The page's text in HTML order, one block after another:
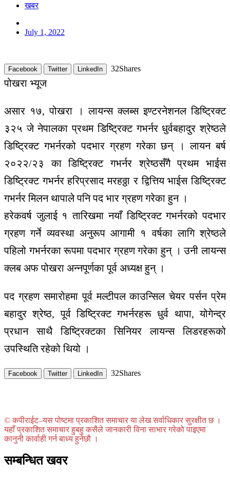
खबर
July 1, 2022
Facebook Twitter LinkedIn 32Shares
पोखरा भ्यूज
असार १७,पोखरा । लायन्स क्लब्स इण्टरनेशनल डिष्ट्रिक्ट
३२५ जे नेपालका प्रथम डिष्ट्रिक्टगभर्नरधुर्वबहादुर श्रेष्ठले
डिष्ट्रिक्ट गभर्नरको पदभार ग्रहण गरेका छन् । लायन बर्ष
२०२२/२३ का डिष्ट्रिक्ट गभर्नरश्रेष्ठसँगै प्रथम
भाईस
डिष्ट्रिक्ट गभर्नर हरिप्रसाद मरहठ्ठा र द्वित्तिय भाईस डिष्ट्रिक्ट
गभर्नर मिलन थापालेपनिपद भार ग्रहण गरेका हुन ।
हरेकवर्ष जुलाई १ तारिखमा नयाँ डिष्ट्रिक्ट गभर्नरको पदभार
ग्रहण गर्ने व्यवस्था अनुरूप आगामी १ वर्षकालागिश्रेष्ठले
पहिलो गभर्नरका रूपमा पदभार ग्रहण गरेका हुन् । उनी लायन्स
क्लब अफ पोखरा अन्नपूर्णकापूर्व अध्यक्ष हुन् ।
पद ग्रहण समारोहमा पूर्व मल्टीपल काउन्सिल चेयर पर्सन प्रेम
बहादुर श्रेष्ठ,पूर्व डिष्ट्रिक्ट गभर्नरहरू धुर्व थापा,योगेन्द्र
प्रधान
साथै डिष्ट्रिक्टका सिनियर लायन्स
लिडरहरूको
उपस्थिति रहेको थियो ।
Facebook Twitter LinkedIn 32Shares
© कपीराईट–यस पोष्टमा प्रकाशित समाचार या लेख सर्वाधिकार सुरक्षीत छ ।
यहाँ प्रकाशित समाचार हुबहु कसैले जानकारी विना साभार गरेको पाइएमा
कानुनी कार्वाही गर्न बाध्य हुनेछौ ।
सम्बन्धित खवर